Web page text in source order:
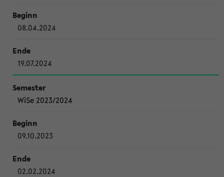
08.04.2024
19.07.2024
WiSe 2023/2024
09.10.2023
02.02.2024